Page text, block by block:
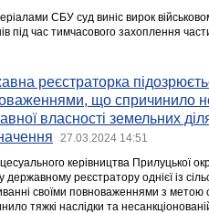
СБУ суд виніс вирок
під час тимчасового захоплення
реєстраторка
що спричинило
власності земельних
27.03.2024 14:51
керівництва Прилуцької
державному реєстратору однієї із
своїми повноваженнями з
тяжкі наслідки та